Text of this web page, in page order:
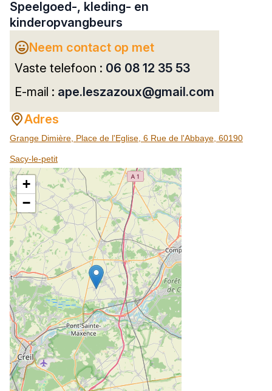
Speelgoed-, kleding- en
kinderopvangbeurs
Neem contact op met
Vaste telefoon : 06 08 12 35 53
E-mail : ape.leszazoux@gmail.com
Adres
Grange Dimière, Place de l'Eglise, 6 Rue de l'Abbaye, 60190
Sacy-le-petit
+
−